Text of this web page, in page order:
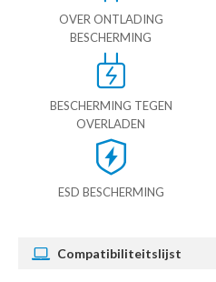
OVER ONTLADING
BESCHERMING
BESCHERMING TEGEN
OVERLADEN
ESD BESCHERMING
Compatibiliteitslijst